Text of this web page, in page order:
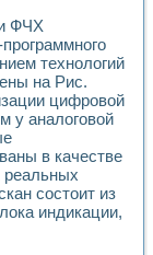
ФЧХ
технологий
на Рис.
цифровой
у аналоговой
в качестве
состоит из
индикации,